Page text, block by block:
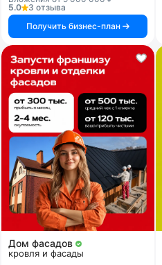
5.0
3 отзыва
Получить бизнес-план
Дом фасадов
кровля и фасады